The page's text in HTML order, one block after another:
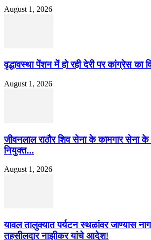
August 1, 2026
वृद्धावस्था पेंशन में हो रही देरी पर कांग्रेस का
August 1, 2026
जीवनलाल राठौर शिव सेना के कामगार सेना
नियुक्त...
August 1, 2026
यावल तालुक्यात पर्यटन स्थळांवर जाण्यास
तहसीलदार नाझीकर यांचे आदेश!